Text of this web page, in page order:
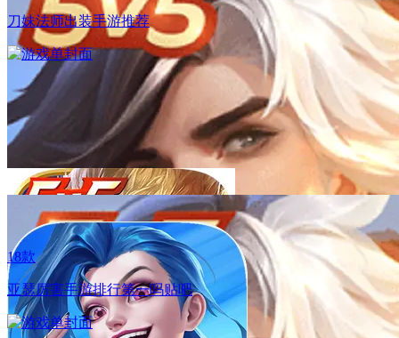
S5赛季「乘云直上」开启，新英雄「赛乐」全球同期上线！
12.17
S5赛季「乘云直上」开启，新英雄「赛乐」全球同期上线！
刀妹法师出装手游推荐
18款
亚瑟厉害手游排行第一吗贴吧